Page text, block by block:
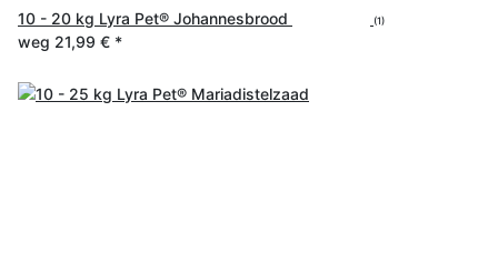
10 - 20 kg Lyra Pet® Johannesbrood (1)
weg 21,99 € *